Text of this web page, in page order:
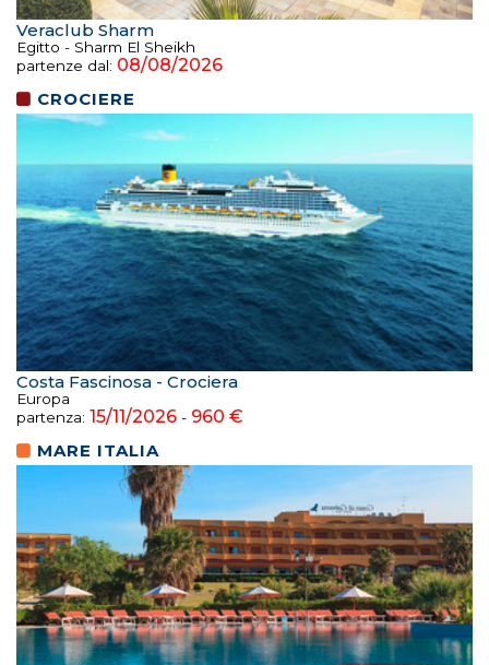
Veraclub Sharm
Egitto - Sharm El Sheikh
partenze dal: 08/08/2026
CROCIERE
Costa Fascinosa - Crociera
Europa
partenza: 15/11/2026 - 960 €
MARE ITALIA